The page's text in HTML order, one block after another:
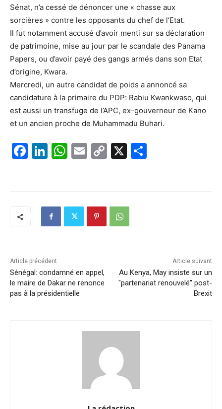
Sénat, n’a cessé de dénoncer une « chasse aux
sorcières » contre les opposants du chef de l’Etat.
Il fut notamment accusé d’avoir menti sur sa déclaration
de patrimoine, mise au jour par le scandale des Panama
Papers, ou d’avoir payé des gangs armés dans son Etat
d’origine, Kwara.
Mercredi, un autre candidat de poids a annoncé sa
candidature à la primaire du PDP: Rabiu Kwankwaso, qui
est aussi un transfuge de l’APC, ex-gouverneur de Kano
et un ancien proche de Muhammadu Buhari.
F
k
Li
dI
n
W
A
p
E
C
Li
n
X
Article précédent
Sénégal: condamné en appel,
le maire de Dakar ne renonce
pas à la présidentielle
Article suivant
Au Kenya, May insiste sur un
"partenariat renouvelé" post-
Brexit